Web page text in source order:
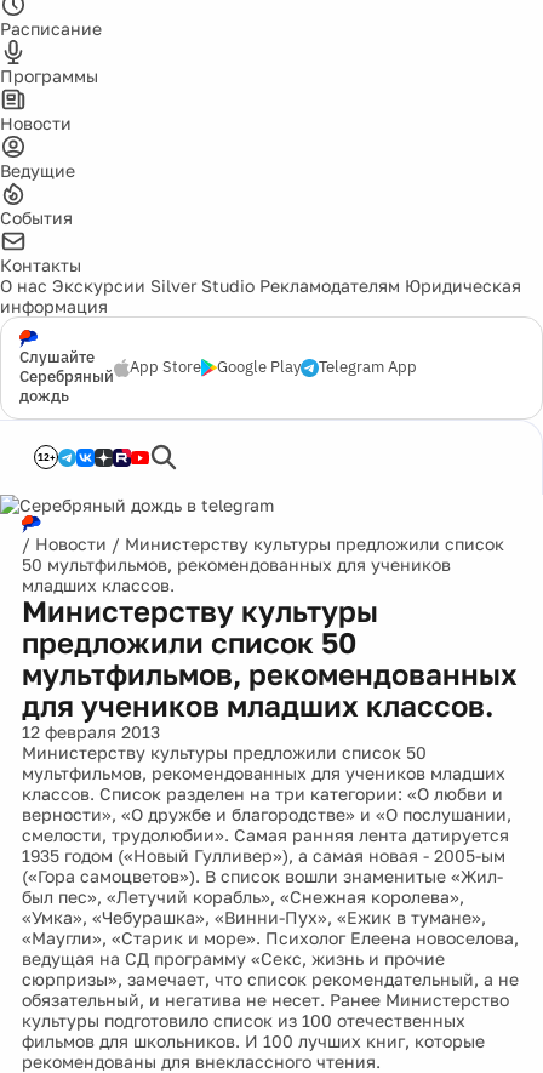
Расписание
Программы
Новости
Ведущие
События
Контакты
О нас Экскурсии Silver Studio Рекламодателям Юридическая
информация
Слушайте
Серебряный
дождь
App Store Google Play Telegram App
12+
/ Новости / Министерству культуры предложили список
50 мультфильмов, рекомендованных для учеников
младших классов.
Министерству культуры
предложили список 50
мультфильмов, рекомендованных
для учеников младших классов.
12 февраля 2013
Министерству культуры предложили список 50
мультфильмов, рекомендованных для учеников младших
классов. Список разделен на три категории: «О любви и
верности», «О дружбе и благородстве» и «О послушании,
смелости, трудолюбии». Самая ранняя лента датируется
1935 годом («Новый Гулливер»), а самая новая - 2005-ым
(«Гора самоцветов»). В список вошли знаменитые «Жил-
был пес», «Летучий корабль», «Снежная королева»,
«Умка», «Чебурашка», «Винни-Пух», «Ежик в тумане»,
«Маугли», «Старик и море». Психолог Елеена новоселова,
ведущая на СД программу «Секс, жизнь и прочие
сюрпризы», замечает, что список рекомендательный, а не
обязательный, и негатива не несет. Ранее Министерство
культуры подготовило список из 100 отечественных
фильмов для школьников. И 100 лучших книг, которые
рекомендованы для внеклассного чтения.